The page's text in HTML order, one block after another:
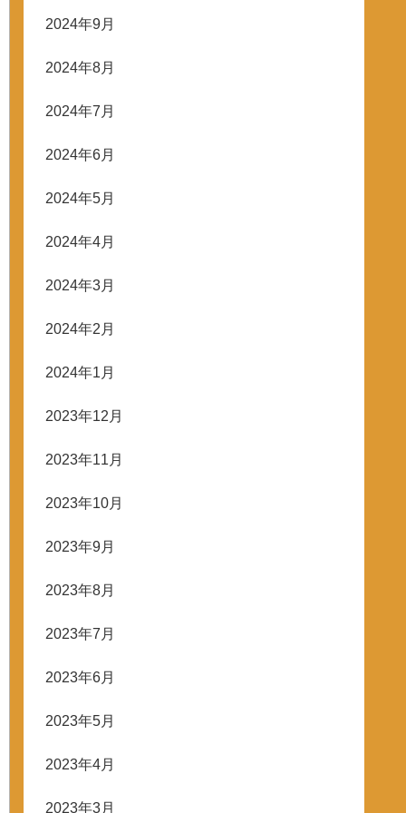
2024年9月
2024年8月
2024年7月
2024年6月
2024年5月
2024年4月
2024年3月
2024年2月
2024年1月
2023年12月
2023年11月
2023年10月
2023年9月
2023年8月
2023年7月
2023年6月
2023年5月
2023年4月
2023年3月